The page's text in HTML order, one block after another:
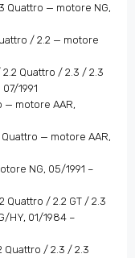
Quattro — motore NG,
/ 2.2 — motore
2.2 Quattro / 2.3 / 2.3
1991
— motore AAR,
— motore AAR,
NG, 05/1991 –
Quattro / 2.2 GT / 2.3
HY, 01/1984 –
Quattro / 2.3 / 2.3